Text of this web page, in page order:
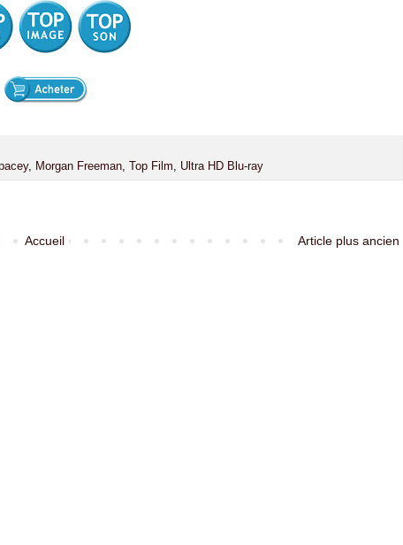
, Morgan Freeman, Top Film, Ultra HD Blu-ray
Article plus ancien
Accueil